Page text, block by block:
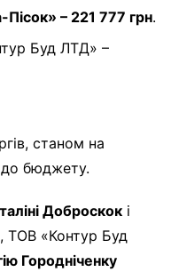
Пісок» – 221 777 грн.
Буд ЛТД» –
станом на
до бюджету.
Доброскок і
ТОВ «Контур Буд
Городніченку